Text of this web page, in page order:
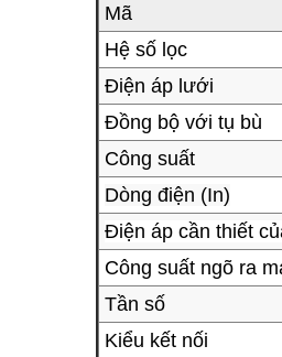
Mã
Hệ số lọc
Điện áp lưới
Đồng bộ với tụ bù
Công suất
Dòng điện (In)
Điện áp cần thiết
Công suất ngõ ra
Tần số
Kiểu kết nối